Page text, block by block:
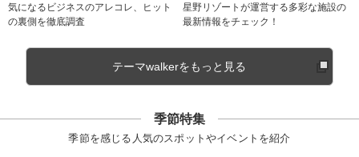
気になるビジネスのアレコレ、ヒット
の裏側を徹底調査
星野リゾートが運営する多彩な施設の
最新情報をチェック！
テーマwalkerをもっと見る
季節特集
季節を感じる人気のスポットやイベントを紹介